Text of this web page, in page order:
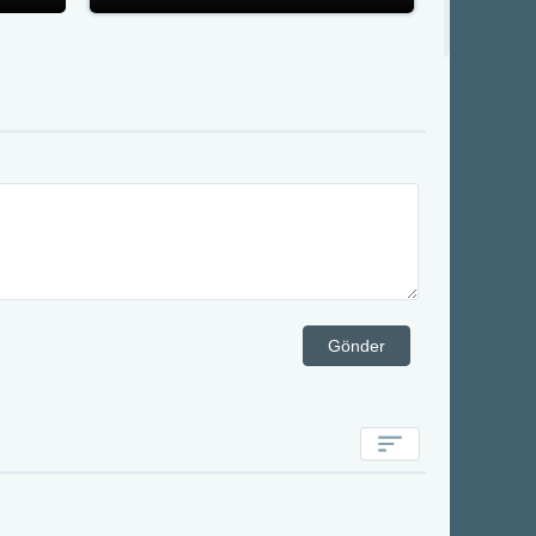
Gönder